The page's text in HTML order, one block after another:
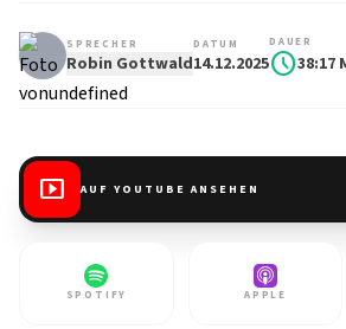
SPRECHER
Robin Gottwald
DATUM
14.12.2025
DAUER
schedule38:17
smart_display AUF YOUTUBE ANSEHEN
SPOTIFY APPLE